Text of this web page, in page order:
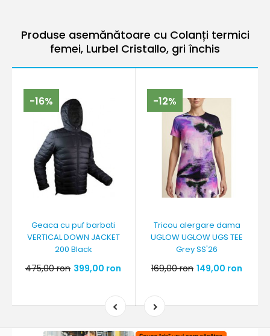
Produse asemănătoare cu Colanți termici
femei, Lurbel Cristallo, gri închis
-16%
Geaca cu puf barbati
VERTICAL DOWN JACKET
200 Black
475,00 ron 399,00 ron
-12%
Tricou alergare dama
UGLOW UGLOW UGS TEE
Grey SS'26
169,00 ron 149,00 ron